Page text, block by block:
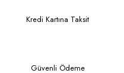
Kredi Kartına Taksit
Güvenli Ödeme